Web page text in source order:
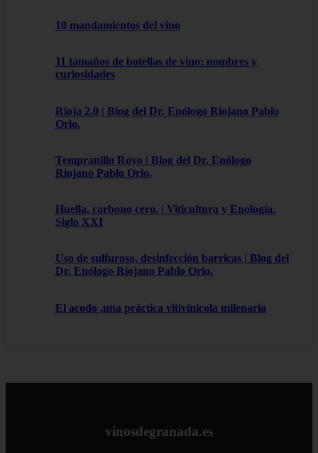
10 mandamientos del vino
11 tamaños de botellas de vino: nombres y
curiosidades
Rioja 2.0 | Blog del Dr. Enólogo Riojano Pablo
Orio.
Tempranillo Royo | Blog del Dr. Enólogo
Riojano Pablo Orio.
Huella, carbono cero. | Viticultura y Enología.
Siglo XXI
Uso de sulfuroso, desinfección barricas | Blog del
Dr. Enólogo Riojano Pablo Orio.
El acodo ,una práctica vitivínicola milenaria
vinosdegranada.es